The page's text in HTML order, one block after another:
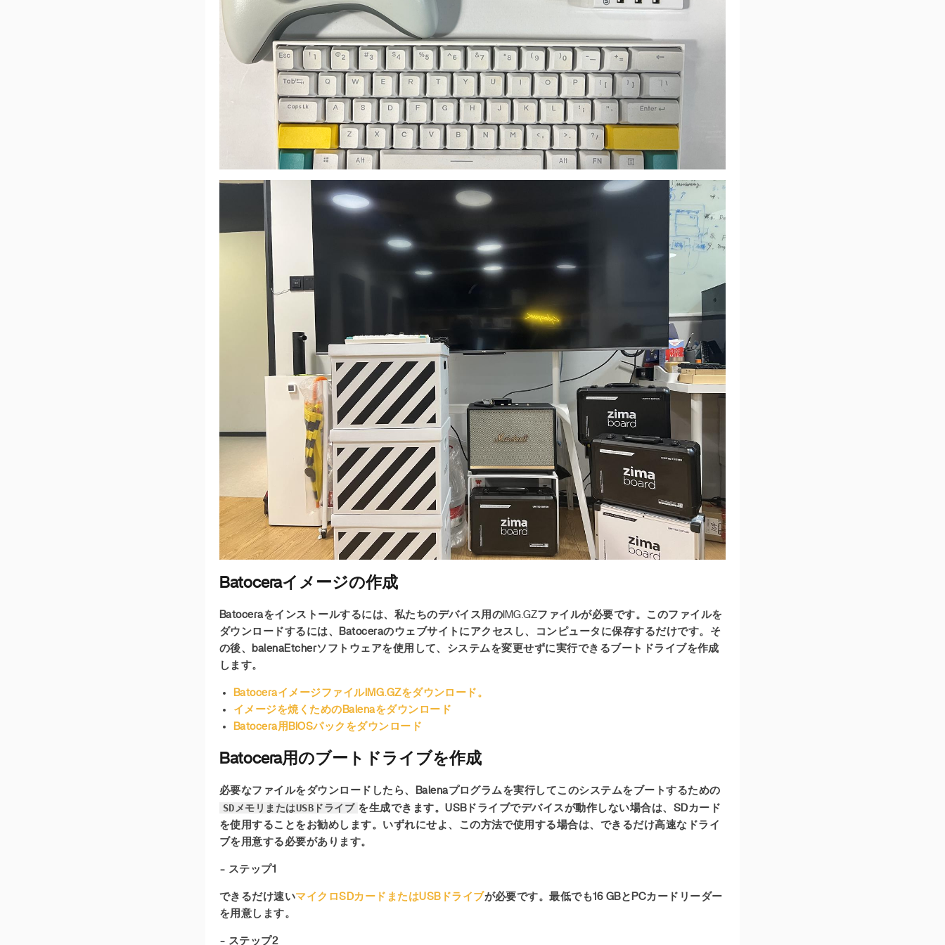
Batoceraイメージの作成
Batoceraをインストールするには、私たちのデバイス用の IMG.GZファイルが必要です。このファイルを
ダウンロードするには、Batoceraのウェブサイトにアクセスし、コンピュータに保存するだけです。そ
の後、balenaEtcherソフトウェアを使用して、システムを変更せずに実行できるブートドライブを作成
します。
BatoceraイメージファイルIMG.GZをダウンロード。
イメージを焼くためのBalenaをダウンロード
Batocera用BIOSパックをダウンロード
Batocera用のブートドライブを作成
必要なファイルをダウンロードしたら、Balenaプログラムを実行してこのシステムをブートするための
SDメモリまたはUSBドライブ を生成できます。USBドライブでデバイスが動作しない場合は、SDカード
を使用することをお勧めします。いずれにせよ、この方法で使用する場合は、できるだけ高速なドライ
ブを用意する必要があります。
- ステップ1
できるだけ速いマイクロSDカードまたはUSBドライブが必要です。最低でも16 GBとPCカードリーダー
を用意します。
- ステップ2